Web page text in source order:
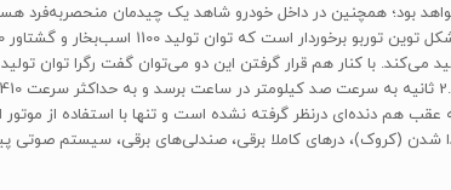
بود؛ همچنین در داخل خودرو شاهد یک چیدمان منحصر‌به‌فرد
و
هم دنده‌ای در‌نظر گرفته نشده است و تنها با استفاده از موتور